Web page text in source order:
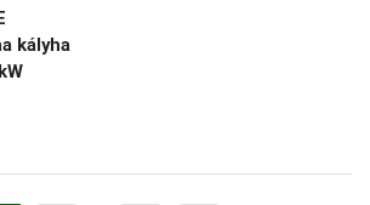
kályha